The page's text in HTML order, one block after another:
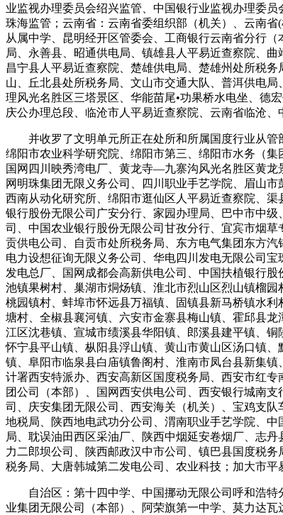
业监视办理委员会绍兴监管、中国银行业监视办理委
珠海监管；云南省：云南省委组织部（机关）、云南
从属中学、昆明经开区管委会、工商银行云南省分行
局、永善县、昭通供电局、镇雄县人平易近查察院、
昌宁县人平易近查察院、楚雄供电局、楚雄州处所税
山、丘北县处所税务局、文山市交通大队、普洱供电
理风光名胜区三塔景区、华能苗尾•功果桥水电坐、德
庆公办理总段、临沧市人平易近查察院、云南省临沧、
并收罗了文明单元所正在处所和所属国度行业从管
绵阳市农业科学研究院、绵阳市第三、绵阳市水务（
国网四川映秀湾电厂、黄龙寺—九寨沟风光名胜区黄
网明珠集团无限义务公司、四川职业手艺学院、眉山
西南从动化研究所、绵阳市逛仙区人平易近查察院、
银行股份无限公司广安分行、家园办理局、巴中市中
司、中国农业银行股份无限公司甘孜分行、宜宾市烟
贡供电公司、自贡市处所税务局、东方电气集团东方
电力设想征询无限义务公司、华电四川发电无限公司
发电总厂、国网成都会高新供电公司、中国扶植银行
池镇果树村、巢湖市烔炀镇、淮北市烈山区烈山镇榴
桃园镇村、蚌埠市怀远县万福镇、固镇县新马桥镇水
塘村、全椒县襄河镇、六安市金寨县梅山镇、霍邱县
江区沈巷镇、宣城市绩溪县华阳镇、郎溪县建平镇、
怀宁县平山镇、枞阳县浮山镇、黄山市黄山区汤口镇
镇、阜阳市临泉县白庙镇鲁阁村、淮南市凤台县新集
计署西安特派办、西安高新区国度税务局、西安市红
团公司（本部）、国网西安供电公司、西安银行城南
司、庆安集团无限公司、西安海关（机关）、宝鸡支
地税局、陕西地电武功分公司、渭南职业手艺学院、
局、耽误油田西区采油厂、陕西中烟延安卷烟厂、志
力二郎坝公司、陕西邮政汉中市公司、镇巴县国度税
税务局、大唐韩城第二发电公司、农业科技；加大市平
自治区：第十四中学、中国挪动无限公司呼和浩特
业集团无限公司（本部）、阿荣旗第一中学、莫力达